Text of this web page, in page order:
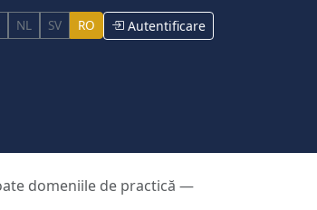
NL SV RO Autentificare
domeniile de practică —